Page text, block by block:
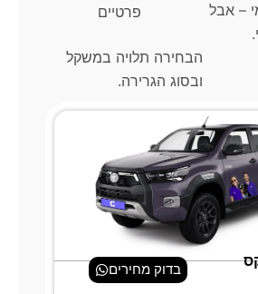
– אבל
פרטיים
הבחירה תלויה במשקל
ובסוג הגרירה.
בדוק מחירים